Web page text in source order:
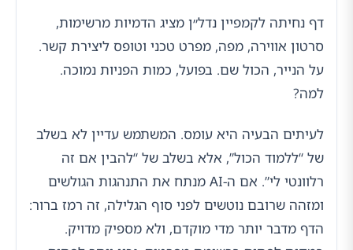
דף נחיתה לקמפיין נדל״ן מציג הדמיות מרשימות,
סרטון אווירה, מפה, מפרט טכני וטופס ליצירת קשר.
על הנייר, הכול שם. בפועל, כמות הפניות נמוכה.
למה?
לעיתים הבעיה היא עומס. המשתמש עדיין לא בשלב
של “ללמוד הכול”, אלא בשלב של “להבין אם זה
רלוונטי לי”. אם ה-AI מנתח את התנהגות הגולשים
ומזהה שרובם נוטשים לפני סוף הגלילה, זה רמז ברור:
הדף מדבר יותר מדי מוקדם, ולא מספיק מדויק.